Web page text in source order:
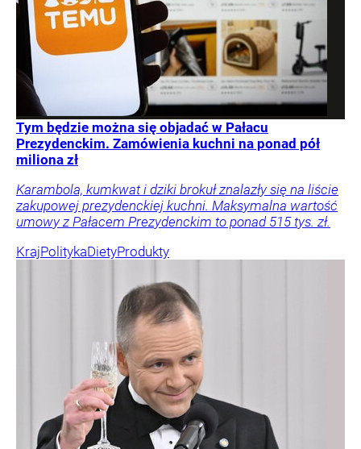
Tym będzie można się objadać w Pałacu
Prezydenckim. Zamówienia kuchni na ponad pół
miliona zł
Karambola, kumkwat i dziki brokuł znalazły się na liście
zakupowej prezydenckiej kuchni. Maksymalna wartość
umowy z Pałacem Prezydenckim to ponad 515 tys. zł.
KrajPolitykaDietyProdukty